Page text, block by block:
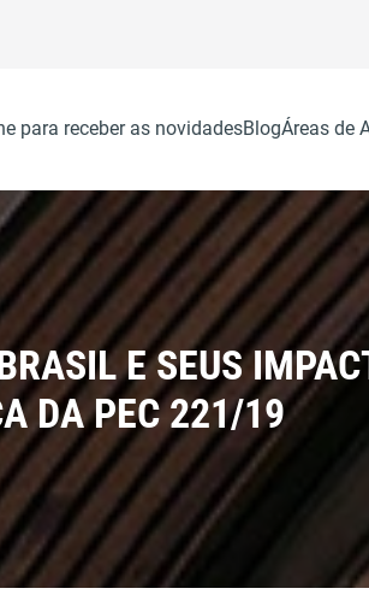
para receber as novidadesBlogÁreas de
E SEUS
DA PEC 221/19